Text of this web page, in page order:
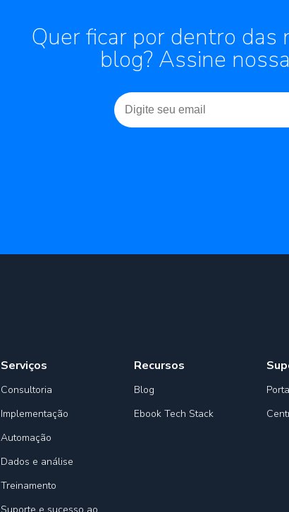
Quer ficar por dentro das
blog? Assine
Serviços
Consultoria
Implementação
Automação
Dados e análise
Treinamento
Suporte e sucesso ao
Recursos
Blog
Ebook Tech Stack